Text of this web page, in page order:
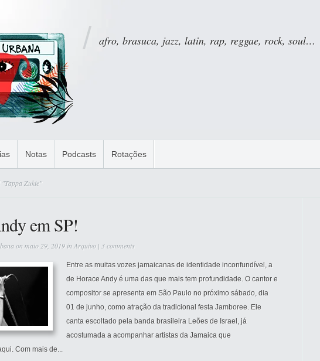
afro, brasuca, jazz, latin, rap, reggae, rock, soul…
Notas Podcasts Rotações
"Tappa Zukie"
em SP!
on maio 29, 2019 inArquivo | 3 comments
Entre as muitas vozes jamaicanas de identidade inconfundível, a
de Horace Andy é uma das que mais tem profundidade. O cantor e
compositor se apresenta em São Paulo no próximo sábado, dia
01 de junho, como atração da tradicional festa Jamboree. Ele
canta escoltado pela banda brasileira Leões de Israel, já
acostumada a acompanhar artistas da Jamaica que
Com mais de...